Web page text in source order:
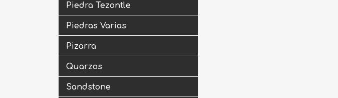
Piedra Tezontle
Piedras Varias
Pizarra
Quarzos
Sandstone